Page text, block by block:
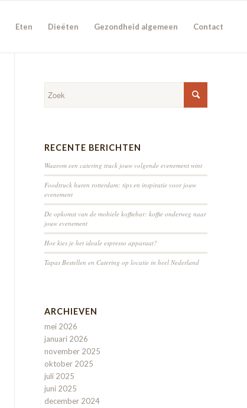
Eten Dieëten Gezondheid algemeen Contact
RECENTE BERICHTEN
Waarom een catering truck jouw volgende evenement wint
Foodtruck huren rotterdam: tips en inspiratie voor jouw
evenement
De opkomst van de mobiele koffiebar: koffie onderweg naar
jouw evenement
Hoe kies je het ideale espresso apparaat?
Tapas Bestellen en Catering op locatie in heel Nederland
ARCHIEVEN
mei 2026
januari 2026
november 2025
oktober 2025
juli 2025
juni 2025
december 2024